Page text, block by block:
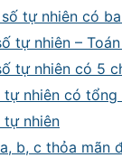
tự nhiên có
tự nhiên –
tự nhiên có 5
nhiên có tổng
tự nhiên
b, c thỏa mãn